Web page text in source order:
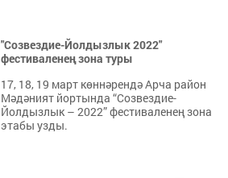
"Созвездие-Йолдызлык 2022"
фестиваленең зона туры
17, 18, 19 март көннәрендә Арча район
Мәдәният йортында “Созвездие-
Йолдызлык – 2022” фестиваленең зона
этабы узды.